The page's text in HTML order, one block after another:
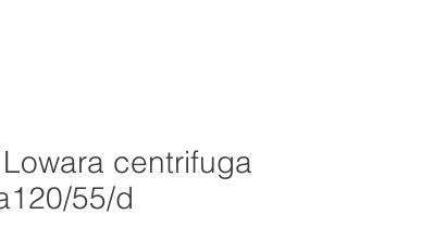
centrifuga
55/d